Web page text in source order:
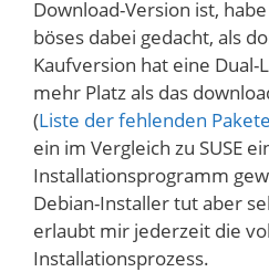
Download-Version ist,
böses dabei gedacht, als
Kaufversion hat eine Dual-
mehr Platz als das
(Liste der fehlenden Pakete
ein im Vergleich zu SUSE
Installationsprogramm
Debian-Installer tut aber
erlaubt mir jederzeit die
Installationsprozess.